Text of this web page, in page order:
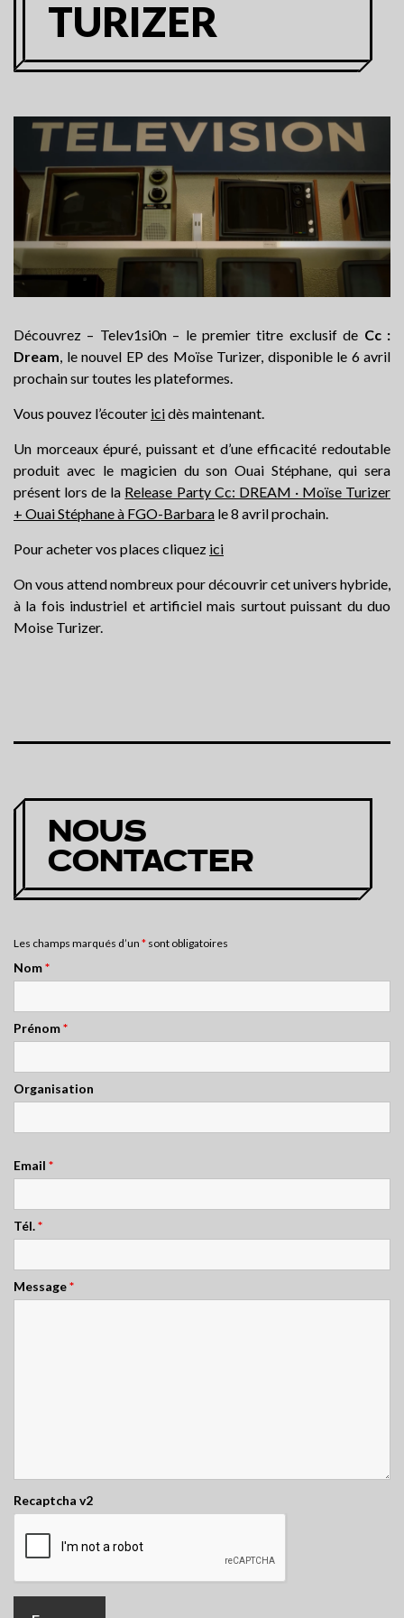
TURIZER
Découvrez – Telev1si0n – le premier titre exclusif de Cc :
Dream, le nouvel EP des Moïse Turizer, disponible le 6 avril
prochain sur toutes les plateformes.
Vous pouvez l’écouter icidès maintenant.
Un morceaux épuré, puissant et d’une efficacité redoutable
produit avec le magicien du son Ouai Stéphane, qui sera
présent lors de la Release Party Cc: DREAM · Moïse Turizer
+ Ouai Stéphane à FGO-Barbara le 8 avril prochain.
Pour acheter vos places cliquez ici
On vous attend nombreux pour découvrir cet univers hybride,
à la fois industriel et artificiel mais surtout puissant du duo
Moise Turizer.
NOUS
CONTACTER
Les champs marqués d’un * sont obligatoires
Nom*
Prénom*
Organisation
Email *
Tél.*
Message*
Recaptcha v2